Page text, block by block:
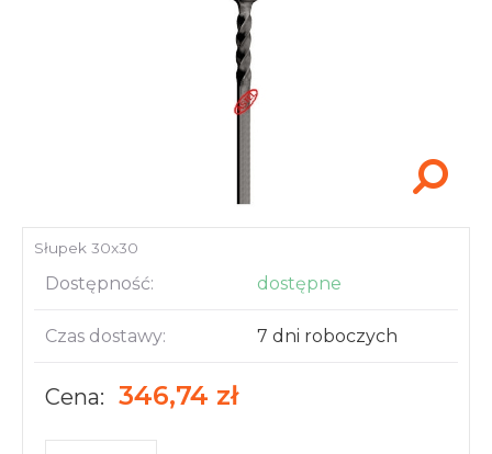
Słupek 30x30
Dostępność: dostępne
Czas dostawy: 7 dni roboczych
Cena: 346,74 zł